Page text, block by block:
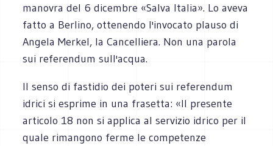
manovra del 6 dicembre «Salva Italia». Lo aveva
fatto a Berlino, ottenendo l'invocato plauso di
Angela Merkel, la Cancelliera. Non una parola
sui referendum sull'acqua.
Il senso di fastidio dei poteri sui referendum
idrici si esprime in una frasetta: «Il presente
articolo 18 non si applica al servizio idrico per il
quale rimangono ferme le competenze